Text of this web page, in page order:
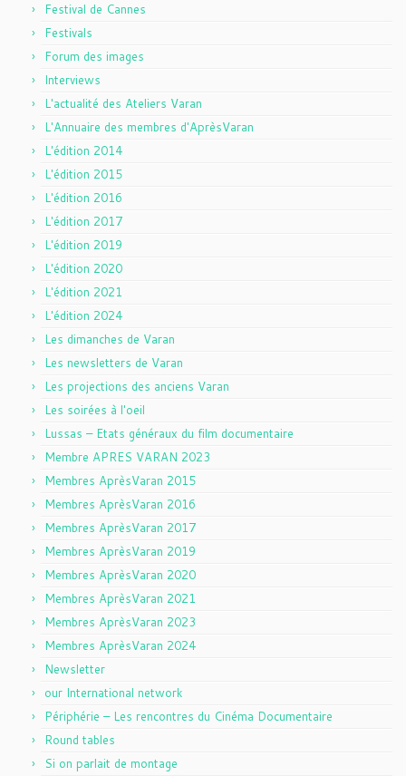
Festival de Cannes
Festivals
Forum des images
Interviews
L'actualité des Ateliers Varan
L'Annuaire des membres d'AprèsVaran
L'édition 2014
L'édition 2015
L'édition 2016
L'édition 2017
L'édition 2019
L'édition 2020
L'édition 2021
L'édition 2024
Les dimanches de Varan
Les newsletters de Varan
Les projections des anciens Varan
Les soirées à l'oeil
Lussas – Etats généraux du film documentaire
Membre APRES VARAN 2023
Membres AprèsVaran 2015
Membres AprèsVaran 2016
Membres AprèsVaran 2017
Membres AprèsVaran 2019
Membres AprèsVaran 2020
Membres AprèsVaran 2021
Membres AprèsVaran 2023
Membres AprèsVaran 2024
Newsletter
our International network
Périphérie – Les rencontres du Cinéma Documentaire
Round tables
Si on parlait de montage